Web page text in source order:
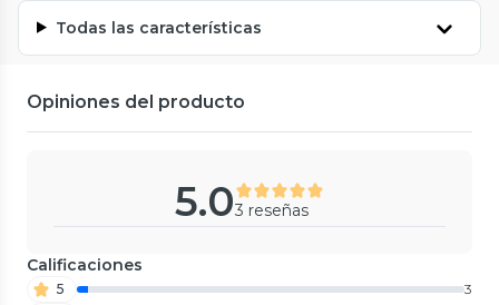
Todas las características
Opiniones del producto
5.03 reseñas
Calificaciones
5
3